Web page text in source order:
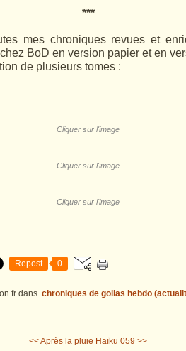
***
mes chroniques revues et
BoD en version papier et en
de plusieurs tomes :
Cliquer sur l'image
Cliquer sur l'image
Cliquer sur l'image
Repost 0
dans chroniques de golias hebdo
<< Après la pluie Haïku 059 >>